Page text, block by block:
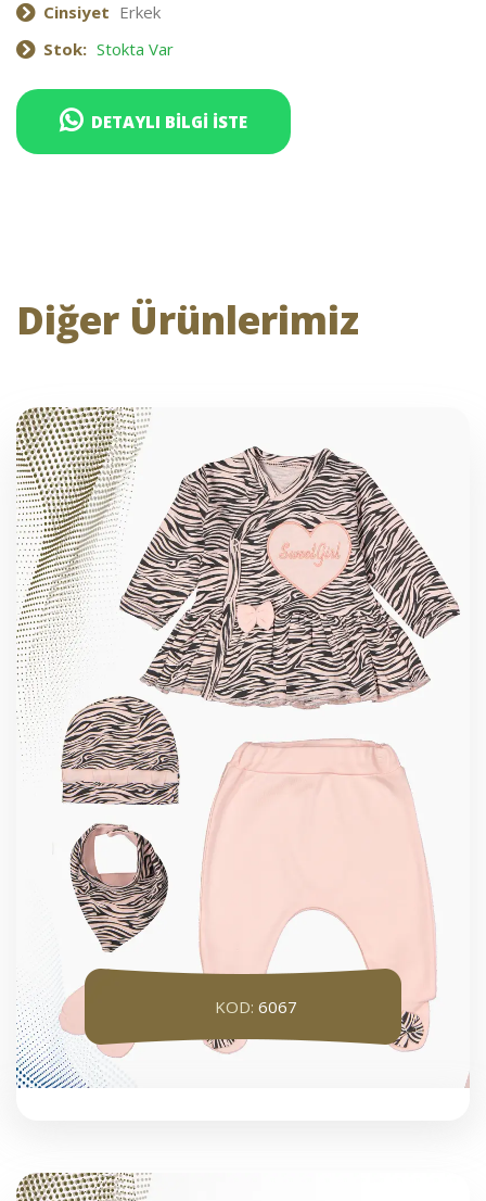
Cinsiyet Erkek
Stok: Stokta Var
DETAYLI BİLGİ İSTE
Diğer Ürünlerimiz
KOD: 6067